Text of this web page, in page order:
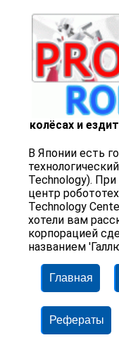
колёсах и
В Японии есть
Technology).
центр
Technology
хотели вам
корпорацией
названием
Главная
Рефераты